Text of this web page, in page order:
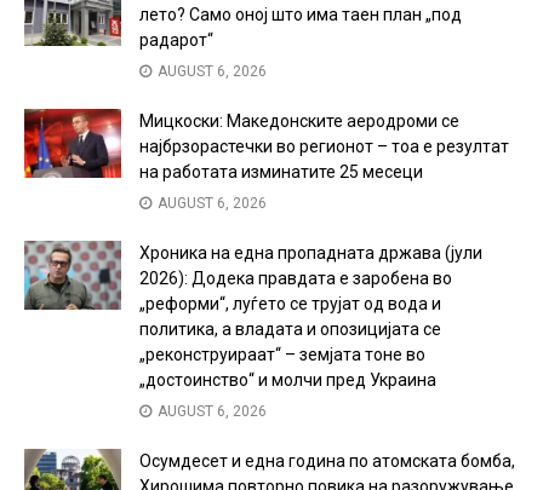
лето? Само оној што има таен план „под
радарот“
AUGUST 6, 2026
Мицкоски: Македонските аеродроми се
најбрзорастечки во регионот – тоа е резултат
на работата изминатите 25 месеци
AUGUST 6, 2026
Хроника на една пропадната држава (јули
2026): Додека правдата е заробена во
„реформи“, луѓето се трујат од вода и
политика, а владата и опозицијата се
„реконструираат“ – земјата тоне во
„достоинство“ и молчи пред Украина
AUGUST 6, 2026
Осумдесет и една година по атомската бомба,
Хирошима повторно повика на разоружување